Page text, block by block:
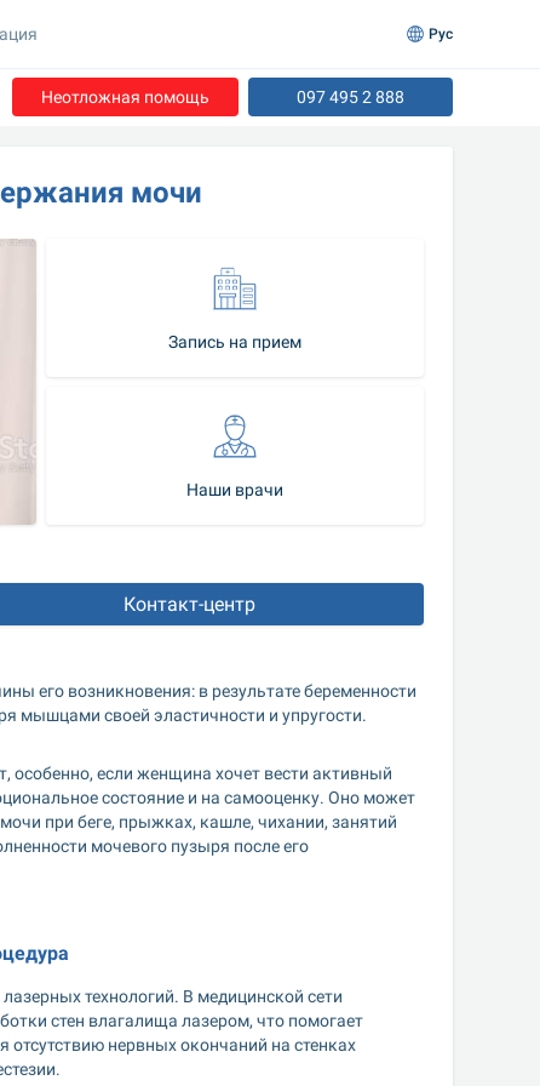
Неотложная помощь 097 495 2 888
мочи
Запись на прием
Наши врачи
Контакт-центр
его возникновения: в результате беременности
мышцами своей эластичности и упругости.
если женщина хочет вести активный
состояние и на самооценку. Оно может
при беге, прыжках, кашле, чихании, занятий
мочевого пузыря после его
технологий. В медицинской сети
стен влагалища лазером, что помогает
отсутствию нервных окончаний на стенках
Рус